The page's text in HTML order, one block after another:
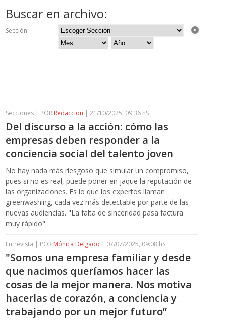
Buscar en archivo:
Sección:
Secciones | POR Redaccion | 21/10/2025, 09:36 hS
Del discurso a la acción: cómo las
empresas deben responder a la
conciencia social del talento joven
No hay nada más riesgoso que simular un compromiso,
pues si no es real, puede poner en jaque la reputación de
las organizaciones. Es lo que los expertos llaman
greenwashing, cada vez más detectable por parte de las
nuevas audiencias. "La falta de sinceridad pasa factura
muy rápido".
Entrevista | POR Mónica Delgado | 07/07/2025, 09:08 hS
"Somos una empresa familiar y desde
que nacimos queríamos hacer las
cosas de la mejor manera. Nos motiva
hacerlas de corazón, a conciencia y
trabajando por un mejor futuro”